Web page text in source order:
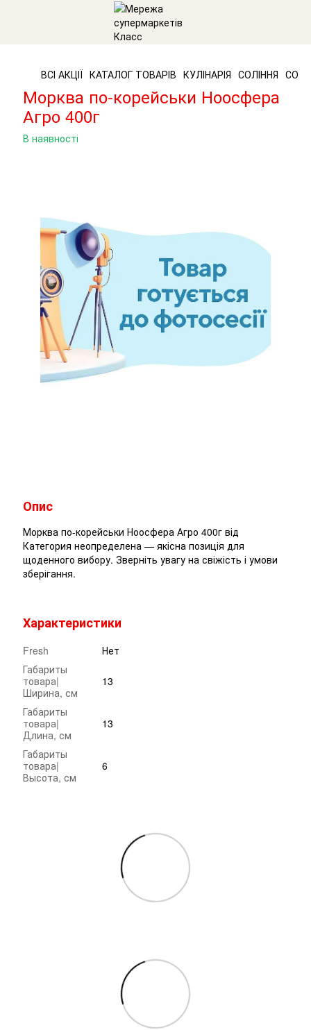
ВСІ АКЦІЇ КАТАЛОГ ТОВАРІВ КУЛІНАРІЯ СОЛІННЯ
Морква по-корейськи Ноосфера
Агро 400г
В наявності
Опис
Морква по-корейськи Ноосфера Агро 400г від
Категория неопределена — якісна позиція для
щоденного вибору. Зверніть увагу на свіжість і умови
зберігання.
Характеристики
Fresh
Нет
Габариты
товара|
Ширина, см
13
Габариты
товара|
Длина, см
13
Габариты
товара|
Высота, см
6